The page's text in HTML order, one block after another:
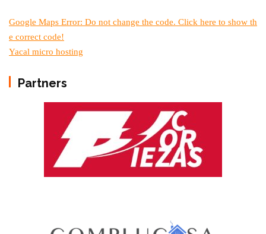
Google Maps Error: Do not change the code. Click here to show th
e correct code!
Yacal micro hosting
Partners